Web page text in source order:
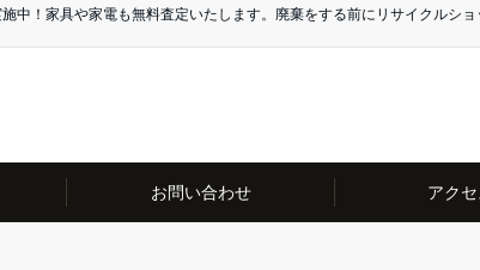
！家具や家電も無料査定いたします。廃棄をする前にリサイクルショ
お問い合わせ アクセ